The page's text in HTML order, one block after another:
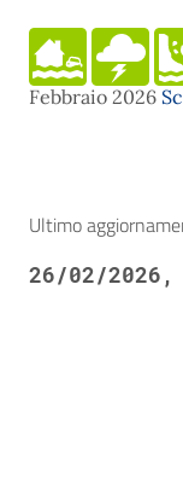
Febbraio 2026
Ultimo
26/02/2026,